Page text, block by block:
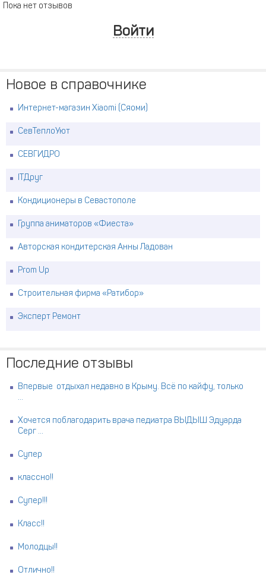
Пока нет отзывов
Войти
Новое в справочнике
Интернет-магазин Xiaomi (Сяоми)
СевТеплоУют
СЕВГИДРО
ITДруг
Кондиционеры в Севастополе
Группа аниматоров «Фиеста»
Авторская кондитерская Анны Ладован
Prom Up
Строительная фирма «Ратибор»
Эксперт Ремонт
Последние отзывы
Впервые отдыхал недавно в Крыму. Всё по кайфу, только
...
Хочется поблагодарить врача педиатра ВЫДЫШ Эдуарда
Серг ...
Супер
классно!!
Супер!!!
Класс!!
Молодцы!!
Отлично!!